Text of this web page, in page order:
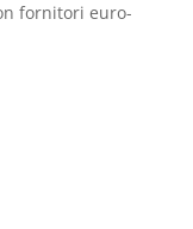
for­ni­tori euro­